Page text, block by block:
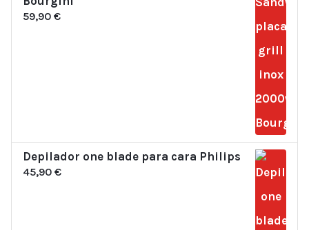
59,90 €
Depilador one blade para cara Philips
45,90 €